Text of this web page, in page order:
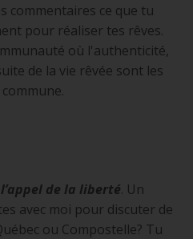
commentaires ce que tu
pour réaliser tes rêves.
où l'authenticité,
de la vie rêvée sont les
l’appel de la liberté. Un
avec moi pour discuter de
ou Compostelle? Tu